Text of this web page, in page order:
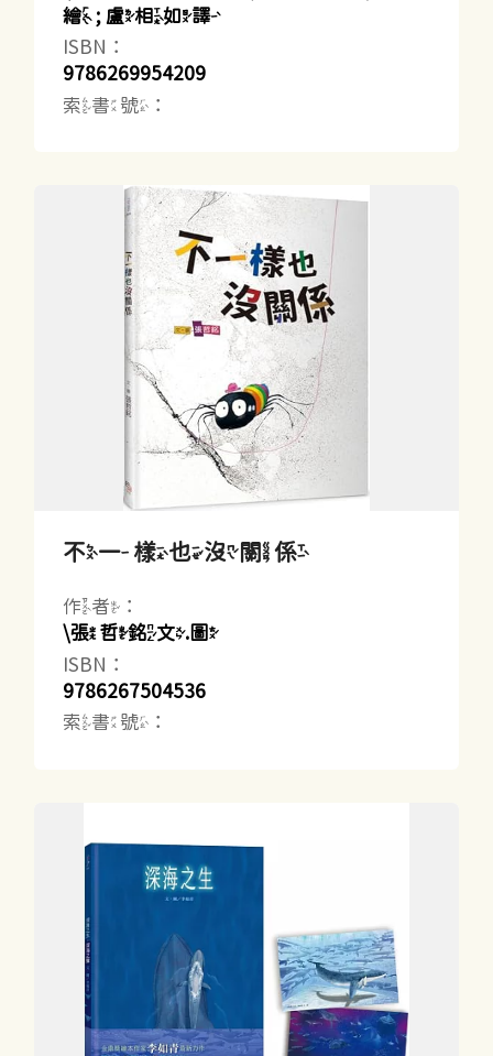
繪 ; 盧相如譯
ISBN：
9786269954209
索書號：
不一樣也沒關係
作者：
\張哲銘文.圖
ISBN：
9786267504536
索書號：